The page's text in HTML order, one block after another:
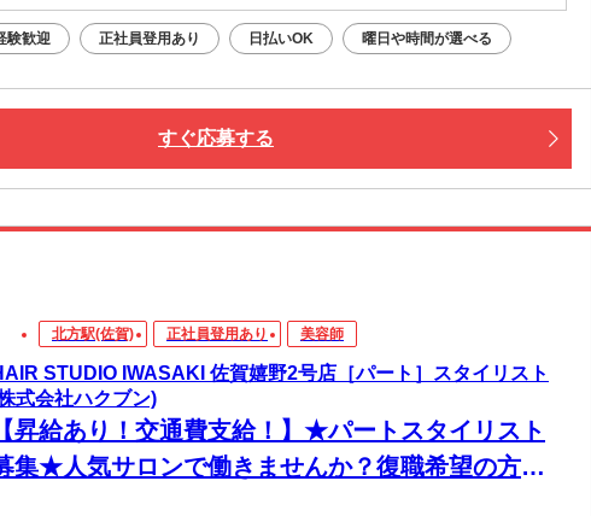
験歓迎 正社員登用あり 日払いOK 曜日や時間が選べる
すぐ応募する
北方駅(佐賀) 正社員登用あり 美容師
STUDIO IWASAKI 佐賀嬉野2号店［パート］スタイリスト
式会社ハクブン)
【昇給あり！交通費支給！】★パートスタイリスト
集★人気サロンで働きませんか？復職希望の方大